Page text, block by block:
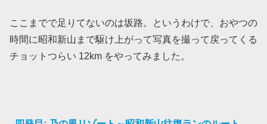
ここまでで足りてないのは坂路。というわけで、おやつの
時間に昭和新山まで駆け上がって写真を撮って戻ってくる
チョットつらい 12km をやってみました。